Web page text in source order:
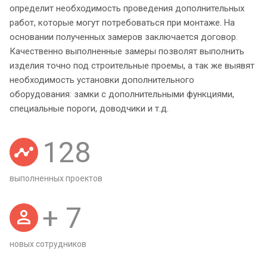
определит необходимость проведения дополнительных
работ, которые могут потребоваться при монтаже. На
основании полученных замеров заключается договор.
Качественно выполненные замеры позволят выполнить
изделия точно под строительные проемы, а так же выявят
необходимость установки дополнительного
оборудования: замки с дополнительными функциями,
специальные пороги, доводчики и т.д.
128
выполненных проектов
+ 7
новых сотрудников